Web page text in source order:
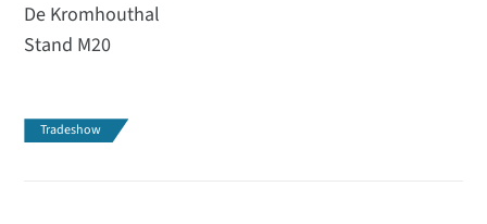
De Kromhouthal
Stand M20
Tradeshow